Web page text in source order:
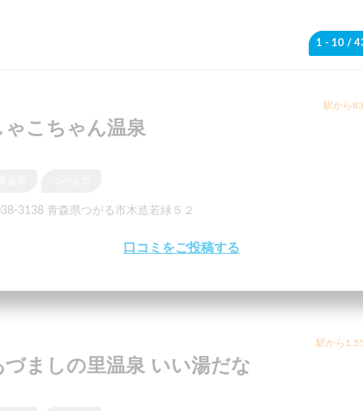
1 - 10 /
駅から
ゃこちゃん温泉
3138 青森県つがる市木造若緑５２
口コミをご投稿する
駅から
づましの里温泉 いい湯だな